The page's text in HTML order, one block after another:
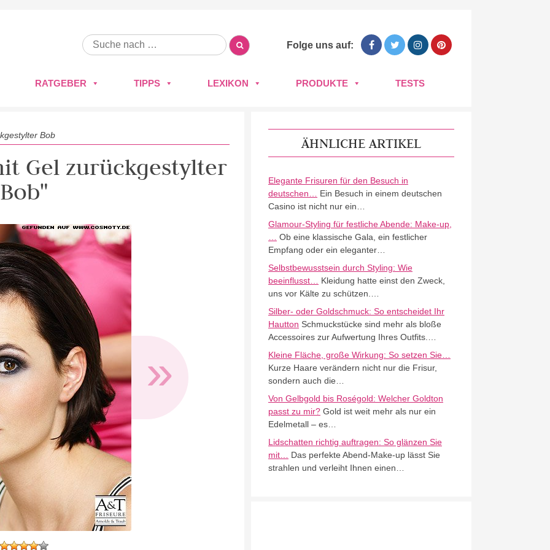
Folge uns auf:
RATGEBER TIPPS LEXIKON PRODUKTE TESTS
Bob
Gel zurückgestylter
Bob"
»
ÄHNLICHE ARTIKEL
Elegante Frisuren für den Besuch in
deutschen…
Ein Besuch in einem deutschen
Casino ist nicht nur ein…
Glamour-Styling für festliche Abende: Make-up,
Ob eine klassische Gala, ein festlicher
Empfang oder ein eleganter…
Selbstbewusstsein durch Styling: Wie
beeinflusst…
Kleidung hatte einst den Zweck,
uns vor Kälte zu schützen.…
Silber- oder Goldschmuck: So entscheidet Ihr
Hautton Schmuckstücke sind mehr als bloße
Accessoires zur Aufwertung Ihres Outfits.…
Kleine Fläche, große Wirkung: So setzen Sie…
Kurze Haare verändern nicht nur die Frisur,
sondern auch die…
Von Gelbgold bis Roségold: Welcher Goldton
passt zu mir?Gold ist weit mehr als nur ein
Edelmetall – es…
Lidschatten richtig auftragen: So glänzen Sie
mit…
Das perfekte Abend-Make-up lässt Sie
strahlen und verleiht Ihnen einen…